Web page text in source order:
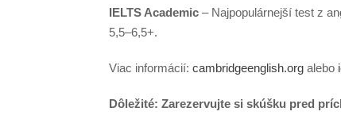
IELTS Academic – Najpopulárnejší test z
5,5–6,5+.
Viac informácií: cambridgeenglish.org alebo
Dôležité: Zarezervujte si skúšku pred